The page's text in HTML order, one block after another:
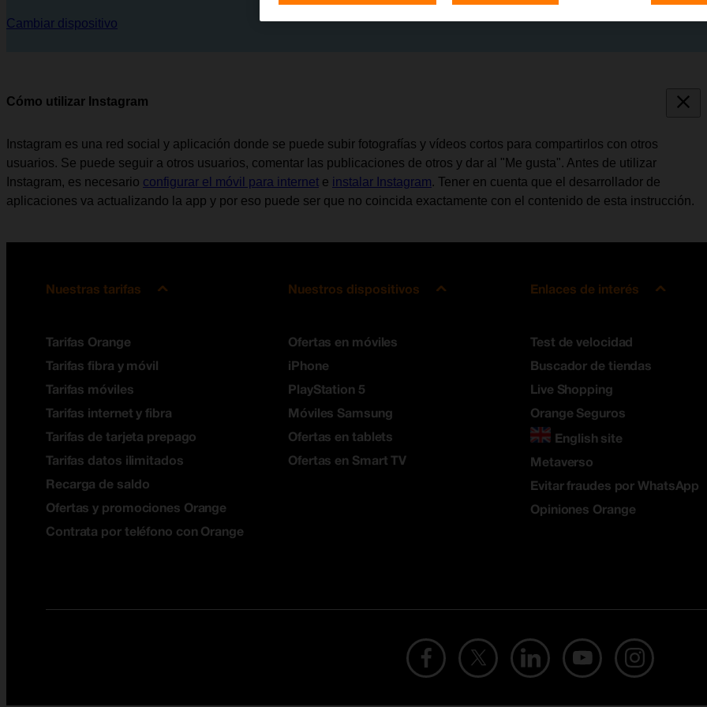
Cambiar dispositivo
Cómo utilizar Instagram
Instagram es una red social y aplicación donde se puede subir fotografías y vídeos cortos para compartirlos con otros
usuarios. Se puede seguir a otros usuarios, comentar las publicaciones de otros y dar al "Me gusta". Antes de utilizar
Instagram, es necesario configurar el móvil para internet e instalar Instagram. Tener en cuenta que el desarrollador de
aplicaciones va actualizando la app y por eso puede ser que no coincida exactamente con el contenido de esta instrucción.
Nuestras tarifas
Tarifas Orange
Tarifas fibra y móvil
Tarifas móviles
Tarifas internet y fibra
Tarifas de tarjeta prepago
Tarifas datos ilimitados
Recarga de saldo
Ofertas y promociones Orange
Contrata por teléfono con Orange
Nuestros dispositivos
Ofertas en móviles
iPhone
PlayStation 5
Móviles Samsung
Ofertas en tablets
Ofertas en Smart TV
Enlaces de interés
Test de velocidad
Buscador de tiendas
Live Shopping
Orange Seguros
English site
Metaverso
Evitar fraudes por WhatsApp
Opiniones Orange